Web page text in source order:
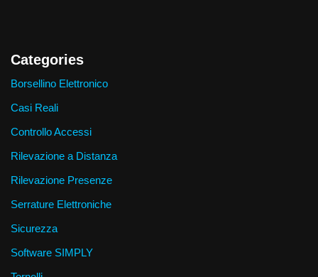
Categories
Borsellino Elettronico
Casi Reali
Controllo Accessi
Rilevazione a Distanza
Rilevazione Presenze
Serrature Elettroniche
Sicurezza
Software SIMPLY